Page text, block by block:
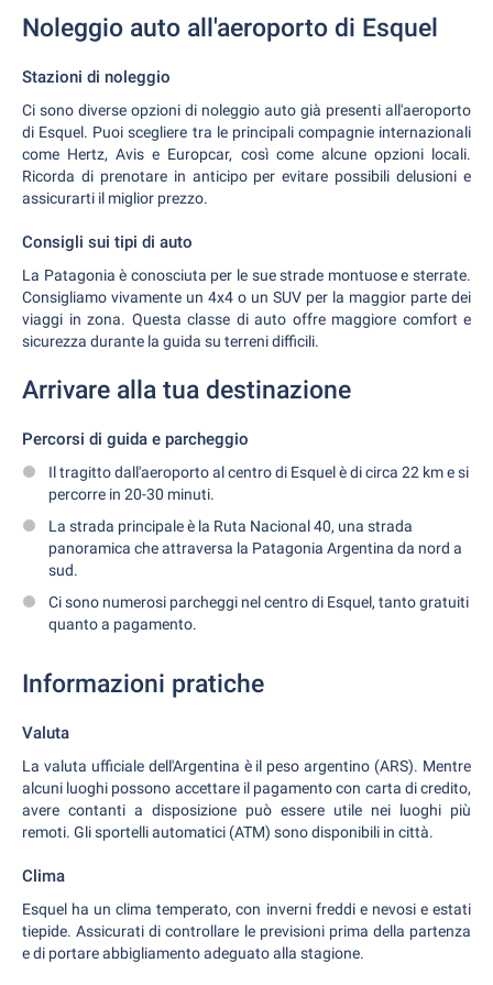
Noleggio auto all'aeroporto di Esquel
Stazioni di noleggio
Ci sono diverse opzioni di noleggio auto già presenti all'aeroporto
di Esquel. Puoi scegliere tra le principali compagnie internazionali
come Hertz, Avis e Europcar, così come alcune opzioni locali.
Ricorda di prenotare in anticipo per evitare possibili delusioni e
assicurarti il miglior prezzo.
Consigli sui tipi di auto
La Patagonia è conosciuta per le sue strade montuose e sterrate.
Consigliamo vivamente un 4x4 o un SUV per la maggior parte dei
viaggi in zona. Questa classe di auto offre maggiore comfort e
sicurezza durante la guida su terreni difficili.
Arrivare alla tua destinazione
Percorsi di guida e parcheggio
Il tragitto dall'aeroporto al centro di Esquel è di circa 22 km e si
percorre in 20-30 minuti.
La strada principale è la Ruta Nacional 40, una strada
panoramica che attraversa la Patagonia Argentina da nord a
sud.
Ci sono numerosi parcheggi nel centro di Esquel, tanto gratuiti
quanto a pagamento.
Informazioni pratiche
Valuta
La valuta ufficiale dell'Argentina è il peso argentino (ARS). Mentre
alcuni luoghi possono accettare il pagamento con carta di credito,
avere contanti a disposizione può essere utile nei luoghi più
remoti. Gli sportelli automatici (ATM) sono disponibili in città.
Clima
Esquel ha un clima temperato, con inverni freddi e nevosi e estati
tiepide. Assicurati di controllare le previsioni prima della partenza
e di portare abbigliamento adeguato alla stagione.